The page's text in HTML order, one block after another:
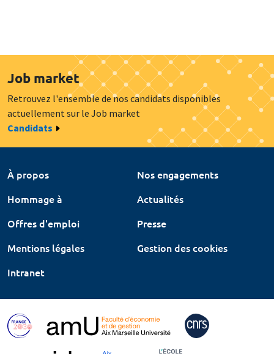
Job market
Retrouvez l'ensemble de nos candidats disponibles
actuellement sur le Job market
Candidats
À propos
Nos engagements
Hommage à
Actualités
Offres d'emploi
Presse
Mentions légales
Gestion des cookies
Intranet